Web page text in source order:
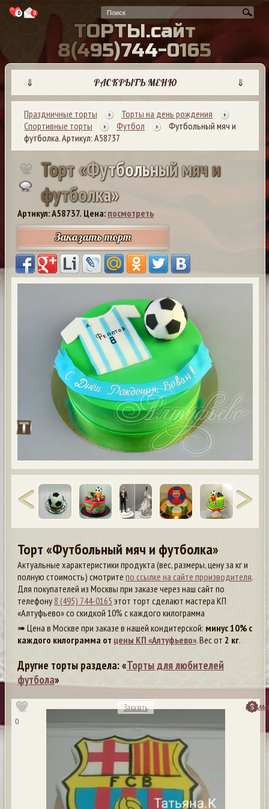
0 0
ТОРТЫ.сайт
8(495)744-0165
⇓ РАСКРЫТЬ МЕНЮ ⇓
Праздничные торты
Торты на день рождения
Спортивные торты
Футбол
Футбольный мяч и
футболка. Артикул: А58737
Торт«Футбольныймячи
футболка»
Артикул: A58737. Цена: посмотреть
Заказать торт
Торт «Футбольный мяч и футболка»
Актуальные характеристики продукта (вес, размеры, цену за кг и
полную стоимость) смотрите по ссылке на сайте производителя.
Для покупателей из Москвы при заказе через наш сайт по
телефону8 (495) 744-0165 этот торт сделают мастера КП
«Алтуфьево» со скидкой 10% с каждого килограмма
➠ Цена в Москве при заказе в нашей кондитерской: минус 10% с
каждого килограмма от цены КП «Алтуфьево». Вес от 2 кг.
Другие торты раздела: «Торты для любителей
футбола»
0
Заказать